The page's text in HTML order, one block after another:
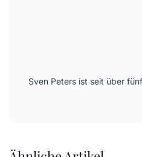
Sven Peters ist seit über